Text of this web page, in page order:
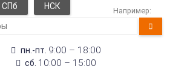
СПб НСК Например:
пн.-пт. 9:00 – 18:00
сб. 10:00 – 15:00